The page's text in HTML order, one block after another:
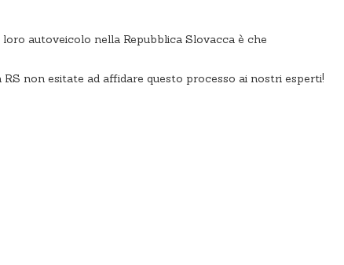
autoveicolo nella Repubblica Slovacca è che
non esitate ad affidare questo processo ai nostri esperti!